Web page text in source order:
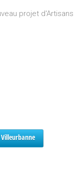
projet d'Artisans
Villeurbanne